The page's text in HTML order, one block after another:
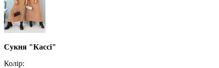
Сукня "Кассі"
Колір: